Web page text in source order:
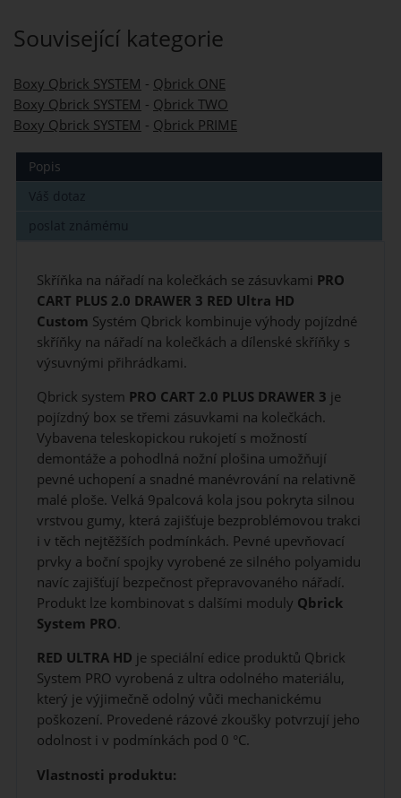
Související kategorie
Boxy Qbrick SYSTEM - Qbrick ONE
Boxy Qbrick SYSTEM - Qbrick TWO
Boxy Qbrick SYSTEM - Qbrick PRIME
Popis
Váš dotaz
poslat známému
Skříňka na nářadí na kolečkách se zásuvkami PRO
CART PLUS 2.0 DRAWER 3 RED Ultra HD
Custom Systém Qbrick kombinuje výhody pojízdné
skříňky na nářadí na kolečkách a dílenské skříňky s
výsuvnými přihrádkami.
Qbrick system PRO CART 2.0 PLUS DRAWER 3 je
pojízdný box se třemi zásuvkami na kolečkách.
Vybavena teleskopickou rukojetí s možností
demontáže a pohodlná nožní plošina umožňují
pevné uchopení a snadné manévrování na relativně
malé ploše. Velká 9palcová kola jsou pokryta silnou
vrstvou gumy, která zajišťuje bezproblémovou trakci
i v těch nejtěžších podmínkách. Pevné upevňovací
prvky a boční spojky vyrobené ze silného polyamidu
navíc zajišťují bezpečnost přepravovaného nářadí.
Produkt lze kombinovat s dalšími moduly Qbrick
System PRO.
RED ULTRA HD je speciální edice produktů Qbrick
System PRO vyrobená z ultra odolného materiálu,
který je výjimečně odolný vůči mechanickému
poškození. Provedené rázové zkoušky potvrzují jeho
odolnost i v podmínkách pod 0 °C.
Vlastnosti produktu: